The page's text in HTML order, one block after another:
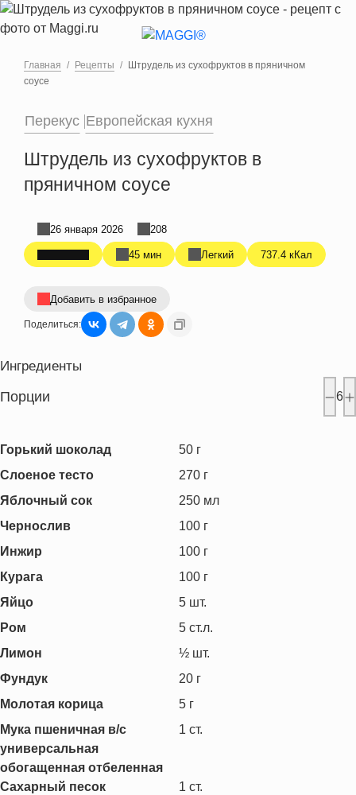
Перейти к основному содержанию
Главная Рецепты
Штрудель из сухофруктов в пряничном
соусе
Перекус Европейская кухня
Штрудель из сухофруктов в
пряничном соусе
45 мин Легкий 737.4 кКал
26 января 2026 208
Добавить в избранное
Поделиться:
Ингредиенты
Порции 6
Горький шоколад 50 г
Слоеное тесто
270 г
Яблочный сок
250 мл
Чернослив
100 г
Инжир
100 г
Курага
100 г
Яйцо
5 шт.
Ром
5 ст.л.
Лимон
½ шт.
Фундук
20 г
Молотая корица
5 г
Мука пшеничная в/с
универсальная
обогащенная отбеленная
1 ст.
Сахарный песок 1 ст.